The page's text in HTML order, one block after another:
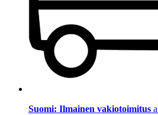
Suomi: Ilmainen vakiotoimitus